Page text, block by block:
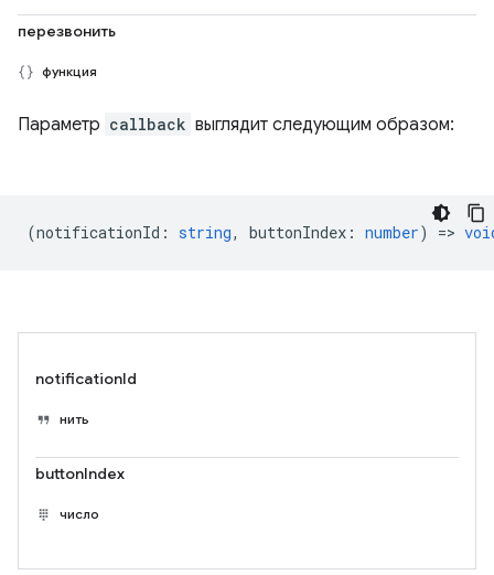
перезвонить
функция
Параметр callback выглядит следующим образом:
(notificationId : string, buttonIndex : number) =>
notificationId
нить
buttonIndex
число